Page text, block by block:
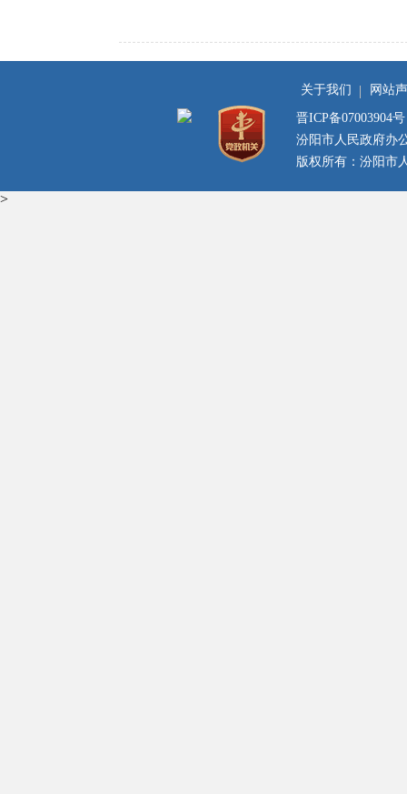
关于我们 网站
晋ICP备07003904号
汾阳市人民政府办
版权所有：汾阳市
>